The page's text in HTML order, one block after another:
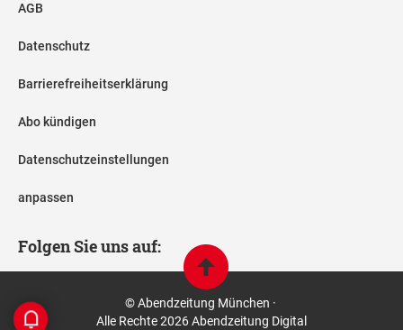
AGB
Datenschutz
Barrierefreiheitserklärung
Abo kündigen
Datenschutzeinstellungen
anpassen
Folgen Sie uns auf:
© Abendzeitung München ·
Alle Rechte 2026 Abendzeitung Digital